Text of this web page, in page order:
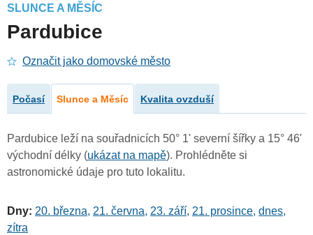
SLUNCE A MĚSÍC
Pardubice
Označit jako domovské město
Počasí Slunce a Měsíc Kvalita ovzduší
Pardubice leží na souřadnicích 50° 1' severní šířky a 15° 46'
východní délky (ukázat na mapě). Prohlédněte si
astronomické údaje pro tuto lokalitu.
Dny: 20. března, 21. června, 23. září, 21. prosince, dnes,
zítra